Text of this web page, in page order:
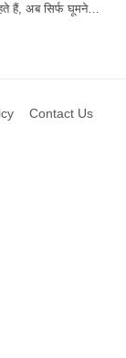
हैं, अब सिर्फ घूमने…
Contact Us